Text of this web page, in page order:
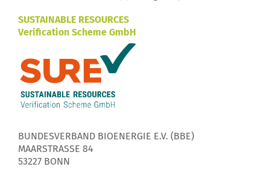
SUSTAINABLE RESOURCES
Verification Scheme GmbH
BUNDESVERBAND BIOENERGIE E.V. (BBE)
MAARSTRASSE 84
53227 BONN